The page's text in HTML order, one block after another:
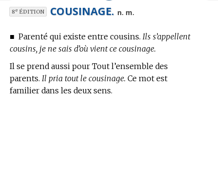
8eÉDITION COUSINAGE. n. m.
■ Parenté qui existe entre cousins. Ils s’appellent
cousins, je ne sais d’où vient ce cousinage.
Il se prend aussi pour Tout l’ensemble des
parents. Il pria tout le cousinage. Ce mot est
familier dans les deux sens.